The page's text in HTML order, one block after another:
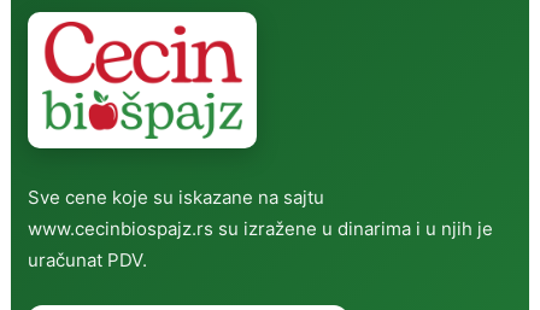
Sve cene koje su iskazane na sajtu
www.cecinbiospajz.rs su izražene u dinarima i u njih je
uračunat PDV.